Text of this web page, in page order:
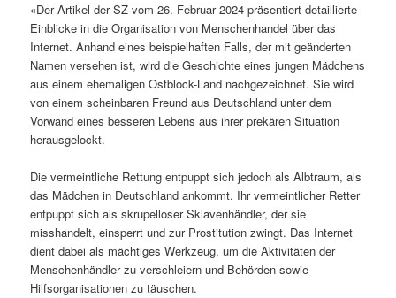
«Der Artikel der SZ vom 26. Februar 2024 präsentiert detaillierte
Einblicke in die Organisation von Menschenhandel über das
Internet. Anhand eines beispielhaften Falls, der mit geänderten
Namen versehen ist, wird die Geschichte eines jungen Mädchens
aus einem ehemaligen Ostblock-Land nachgezeichnet. Sie wird
von einem scheinbaren Freund aus Deutschland unter dem
Vorwand eines besseren Lebens aus ihrer prekären Situation
herausgelockt.
Die vermeintliche Rettung entpuppt sich jedoch als Albtraum, als
das Mädchen in Deutschland ankommt. Ihr vermeintlicher Retter
entpuppt sich als skrupelloser Sklavenhändler, der sie
misshandelt, einsperrt und zur Prostitution zwingt. Das Internet
dient dabei als mächtiges Werkzeug, um die Aktivitäten der
Menschenhändler zu verschleiern und Behörden sowie
Hilfsorganisationen zu täuschen.